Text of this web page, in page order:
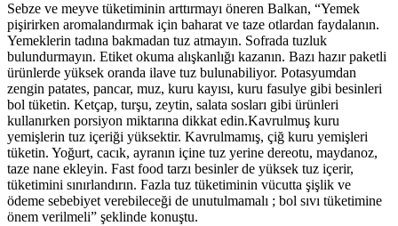
Sebze ve meyve tüketiminin arttırmayı öneren Balkan, “Yemek
pişirirken aromalandırmak için baharat ve taze otlardan faydalanın.
Yemeklerin tadına bakmadan tuz atmayın. Sofrada tuzluk
bulundurmayın. Etiket okuma alışkanlığı kazanın. Bazı hazır paketli
ürünlerde yüksek oranda ilave tuz bulunabiliyor. Potasyumdan
zengin patates, pancar, muz, kuru kayısı, kuru fasulye gibi besinleri
bol tüketin. Ketçap, turşu, zeytin, salata sosları gibi ürünleri
kullanırken porsiyon miktarına dikkat edin.Kavrulmuş kuru
yemişlerin tuz içeriği yüksektir. Kavrulmamış, çiğ kuru yemişleri
tüketin. Yoğurt, cacık, ayranın içine tuz yerine dereotu, maydanoz,
taze nane ekleyin. Fast food tarzı besinler de yüksek tuz içerir,
tüketimini sınırlandırın. Fazla tuz tüketiminin vücutta şişlik ve
ödeme sebebiyet verebileceği de unutulmamalı ; bol sıvı tüketimine
önem verilmeli” şeklinde konuştu.